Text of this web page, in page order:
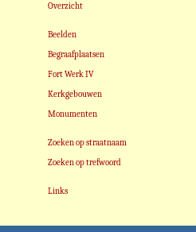
Overzicht
Beelden
Begraafplaatsen
Fort Werk IV
Kerkgebouwen
Monumenten
Zoeken op straatnaam
Zoeken op trefwoord
Links